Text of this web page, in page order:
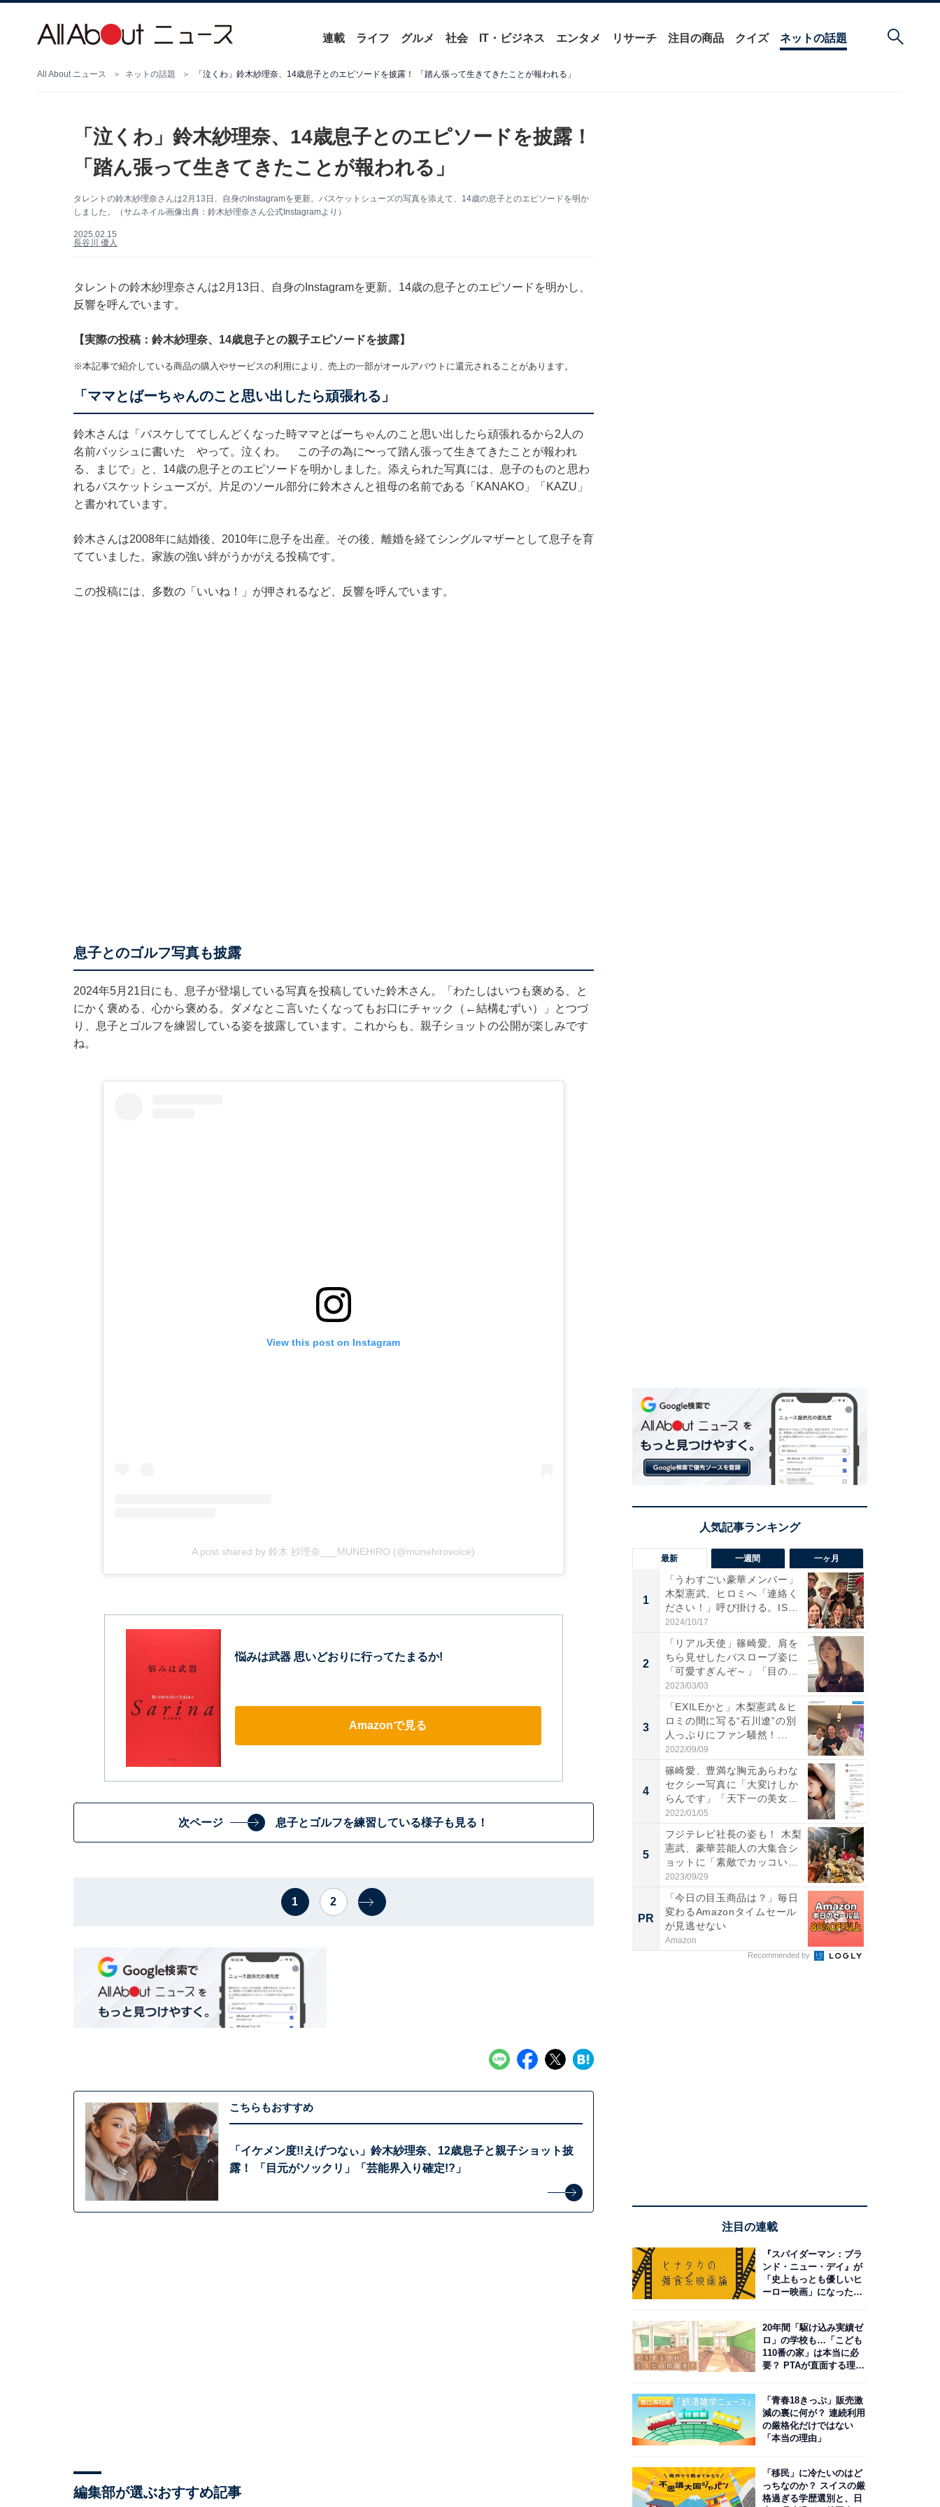
連載 ライフ グルメ 社会 IT・ビジネス エンタメ リサーチ 注目の商品 クイズ ネットの話題
All About ニュース ネットの話題 「泣くわ」鈴木紗理奈、14歳息子とのエピソードを披露！ 「踏ん張って生きてきたことが報われる」
「泣くわ」鈴木紗理奈、14歳息子とのエピソードを披露！
「踏ん張って生きてきたことが報われる」
タレントの鈴木紗理奈さんは2月13日、自身のInstagramを更新。バスケットシューズの写真を添えて、14歳の息子とのエピソードを明か
しました。（サムネイル画像出典：鈴木紗理奈さん公式Instagramより）
2025.02.15
長谷川 優人
タレントの鈴木紗理奈さんは2月13日、自身のInstagramを更新。14歳の息子とのエピソードを明かし、
反響を呼んでいます。
【実際の投稿：鈴木紗理奈、14歳息子との親子エピソードを披露】
※本記事で紹介している商品の購入やサービスの利用により、売上の一部がオールアバウトに還元されることがあります。
「ママとばーちゃんのこと思い出したら頑張れる」
鈴木さんは「バスケしててしんどくなった時ママとばーちゃんのこと思い出したら頑張れるから2人の
名前バッシュに書いた やって。泣くわ。 この子の為に〜って踏ん張って生きてきたことが報われ
る、まじで」と、14歳の息子とのエピソードを明かしました。添えられた写真には、息子のものと思わ
れるバスケットシューズが。片足のソール部分に鈴木さんと祖母の名前である「KANAKO」「KAZU」
と書かれています。
鈴木さんは2008年に結婚後、2010年に息子を出産。その後、離婚を経てシングルマザーとして息子を育
てていました。家族の強い絆がうかがえる投稿です。
この投稿には、多数の「いいね！」が押されるなど、反響を呼んでいます。
息子とのゴルフ写真も披露
2024年5月21日にも、息子が登場している写真を投稿していた鈴木さん。「わたしはいつも褒める、と
にかく褒める、心から褒める。ダメなとこ言いたくなってもお口にチャック（←結構むずい）」とつづ
り、息子とゴルフを練習している姿を披露しています。これからも、親子ショットの公開が楽しみです
ね。
View this post on Instagram
A post shared by 鈴木 紗理奈___MUNEHIRO (@munehirovoice)
悩みは武器 思いどおりに行ってたまるか!
Amazonで見る
次ページ 息子とゴルフを練習している様子も見る！
1 2
こちらもおすすめ
「イケメン度!!えげつなぃ」鈴木紗理奈、12歳息子と親子ショット披
露！ 「目元がソックリ」「芸能界入り確定!?」
編集部が選ぶおすすめ記事
最新 一週間 一ヶ月
1
「うわすごい豪華メンバー」
木梨憲武、ヒロミへ「連絡く
ださい！」呼び掛ける。IS
S...
2024/10/17
2
「リアル天使」篠崎愛、肩を
ちら見せしたバスローブ姿に
「可愛すぎんぞ～」「目の表
情...
2023/03/03
3
「EXILEかと」木梨憲武＆ヒ
ロミの間に写る“石川遼”の別
人っぷりにファン騒然！...
2022/09/09
4
篠崎愛、豊満な胸元あらわな
セクシー写真に「大変けしか
らんです」「天下一の美女で
す...
2022/01/05
5
フジテレビ社長の姿も！ 木梨
憲武、豪華芸能人の大集合シ
ョットに「素敵でカッコい
い...
2023/09/29
PR
「今日の目玉商品は？」毎日
変わるAmazonタイムセール
が見逃せない
Amazon
Recommended by
注目の連載
『スパイダーマン：ブラ
ンド・ニュー・デイ』が
「史上もっとも優しいヒ
ーロー映画」になった理
20年間「駆け込み実績ゼ
ロ」の学校も…「こども
110番の家」は本当に必
要？ PTAが直面する理想
「青春18きっぷ」販売激
減の裏に何が？ 連続利用
の厳格化だけではない
「本当の理由」
「移民」に冷たいのはど
っちなのか？ スイスの厳
格過ぎる学歴選別と、日